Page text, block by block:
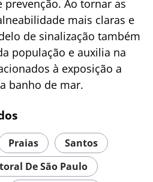
prevenção. Ao tornar as
mais claras e
de sinalização também
população e auxilia na
à exposição a
banho de mar.
Praias
Santos
De São Paulo